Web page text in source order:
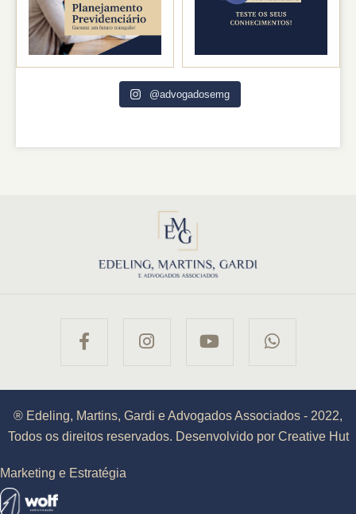
@advogadosemg
® Edeling, Martins, Gardi e Advogados Associados - 2022,
Todos os direitos reservados. Desenvolvido por Creative Hut
Marketing e Estratégia